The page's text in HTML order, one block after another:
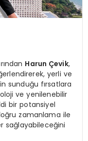
Harun Çevik,
yerli ve
sunduğu fırsatlara
ve yenilenebilir
bir potansiyel
zamanlama ile
sağlayabileceğini